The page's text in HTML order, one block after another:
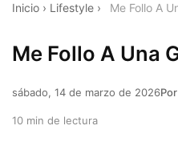
Inicio › Lifestyle › Me Follo A
Me Follo A Una
sábado, 14 de marzo de 2026
10 min de lectura